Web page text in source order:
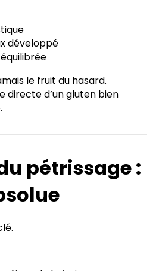
développé
le fruit du hasard.
directe d’un gluten bien
pétrissage :